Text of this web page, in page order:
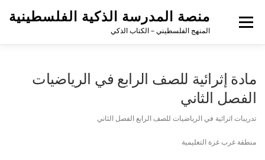
منصة المدرسة الذكية الفلسطينية
المنهج الفلسطيني – الكتاب الذكي
القائمة
مادة إثرائية للصف الرابع في الرياضيات
الفصل الثاني
تدريبات اثرائية في الرياضيات للصف الرابع الفصل الثاني
منطقة غرب غزة التعليمية